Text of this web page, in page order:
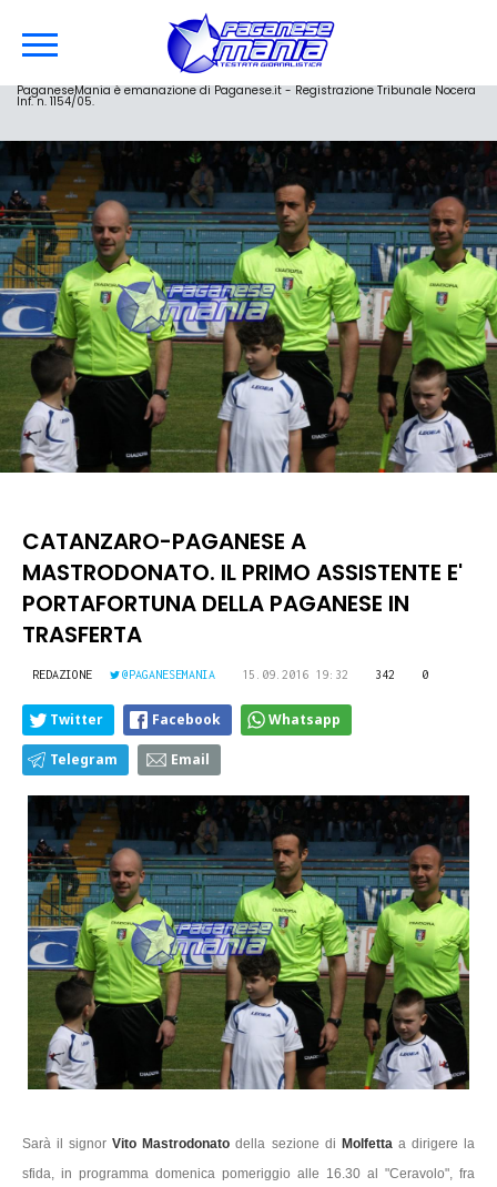
PaganeseMania è emanazione di Paganese.it - Registrazione Tribunale Nocera
Inf. n. 1154/05.
CATANZARO-PAGANESE A
MASTRODONATO. IL PRIMO ASSISTENTE E'
PORTAFORTUNA DELLA PAGANESE IN
TRASFERTA
REDAZIONE @PAGANESEMANIA 15.09.2016 19:32 342 0
Twitter Facebook Whatsapp
Telegram Email
Sarà il signorVito Mastrodonato della sezione di Molfetta a dirigere la
sfida, in programma domenica pomeriggio alle 16.30 al "Ceravolo", fra